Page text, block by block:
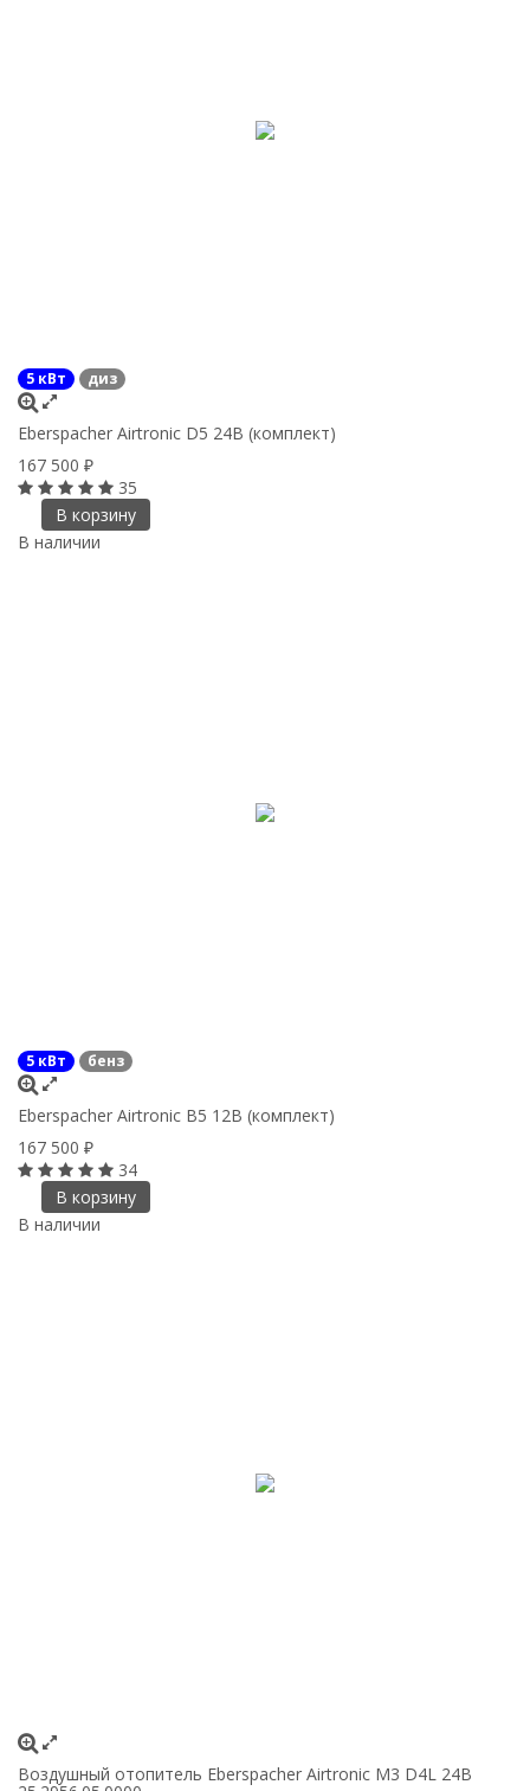
5 кВт диз
Eberspacher Airtronic D5 24В (комплект)
167 500 ₽
35
В корзину
В наличии
5 кВт бенз
Eberspacher Airtronic B5 12В (комплект)
167 500 ₽
34
В корзину
В наличии
Воздушный отопитель Eberspacher Airtronic M3 D4L 24В